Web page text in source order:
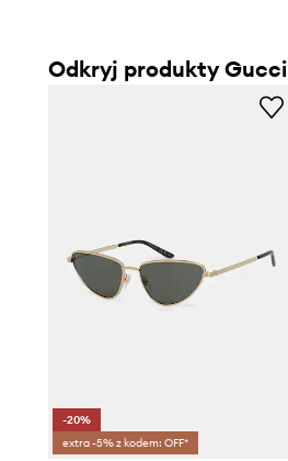
Odkryj produkty Gucci
-20%
extra -5% z kodem: OFF*